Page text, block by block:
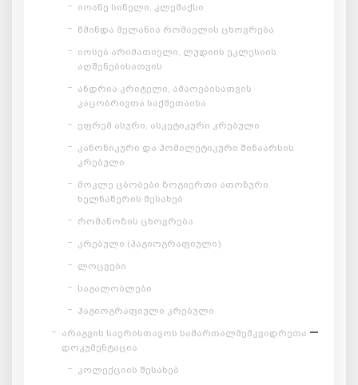
იოანე სინელი, კლემაქსი
წმინდა მელანია რომაელის ცხოვრება
იოსებ არიმათიელი, ლუდიის ეკლესიის
აღშენებისათვის
ანდრია კრიტელი, ამაოებისათვის
კაცობრივთა საქმეთაისა
ეფრემ ასური, ასკეტიკური კრებული
კანონიკური და ჰომილეტიკური შინაარსის
კრებული
მოკლე ცბობები ზოგიერთი ათონური
ხელნაწერის შესახებ
რომანოზის ცხოვრება
კრებული (ჰაგიოგრაფიული)
ლოცვები
საგალობლები
ჰაგიოგრაფიული კრებული
არაგვის საერისთავოს სამართალმემკვიდრეთა
დოკუმენტაცია
კოლექციის შესახებ